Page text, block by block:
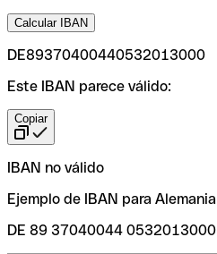
Calcular IBAN
DE89370400440532013000
Este IBAN parece válido:
Copiar
IBAN no válido
Ejemplo de IBAN para Alemania
DE 89 37040044 0532013000